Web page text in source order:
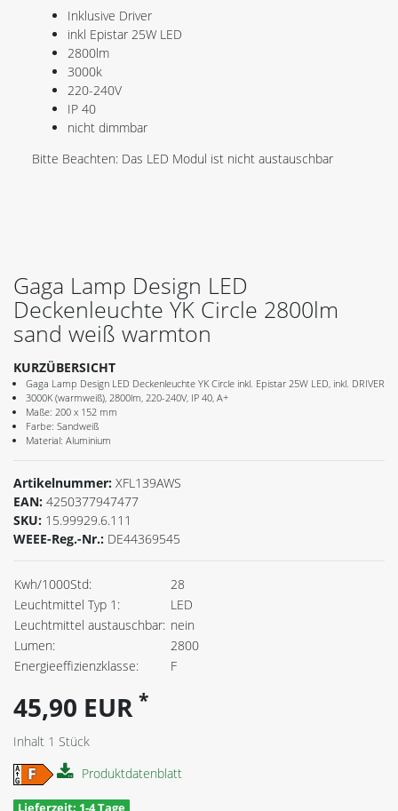
Inklusive Driver
inkl Epistar 25W LED
2800lm
3000k
220-240V
IP 40
nicht dimmbar
Bitte Beachten: Das LED Modul ist nicht austauschbar
Gaga Lamp Design LED
Deckenleuchte YK Circle 2800lm
sand weiß warmton
KURZÜBERSICHT
Gaga Lamp Design LED Deckenleuchte YK Circle inkl. Epistar 25W LED, inkl. DRIVER
3000K (warmweiß), 2800lm, 220-240V, IP 40, A+
Maße: 200 x 152 mm
Farbe: Sandweiß
Material: Aluminium
Artikelnummer: XFL139AWS
EAN: 4250377947477
SKU: 15.99929.6.111
WEEE-Reg.-Nr.: DE44369545
Kwh/1000Std:
28
Leuchtmittel Typ 1:
LED
Leuchtmittel austauschbar: nein
Lumen:
2800
Energieeffizienzklasse:
F
45,90 EUR *
Inhalt 1 Stück
Produktdatenblatt
Lieferzeit: 1-4 Tage